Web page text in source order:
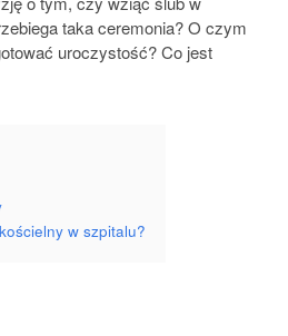
taka ceremonia? O czym
uroczystość? Co jest
w szpitalu?